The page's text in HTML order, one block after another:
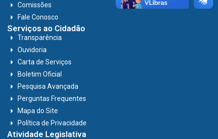
Comissões
Fale Conosco
Serviços ao Cidadão
Transparência
Ouvidoria
Carta de Serviços
Boletim Oficial
Pesquisa Avançada
Perguntas Frequentes
Mapa do Site
Política de Privacidade
Atividade Legislativa